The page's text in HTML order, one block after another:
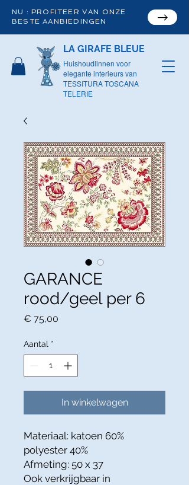
NU : PROFITEER VAN ONZE
BESTE AANBIEDINGEN
LA GIRAFE BLEUE
Huishoudlinnen voor
elegante interieurs van
TESSITURA TOSCANA
TELERIE
GARANCE
rood/geel per 6
€ 75,00
Aantal *
In winkelwagen
Materiaal: katoen 60%
polyester 40%
Afmeting: 50 x 37
Ook verkrijgbaar in